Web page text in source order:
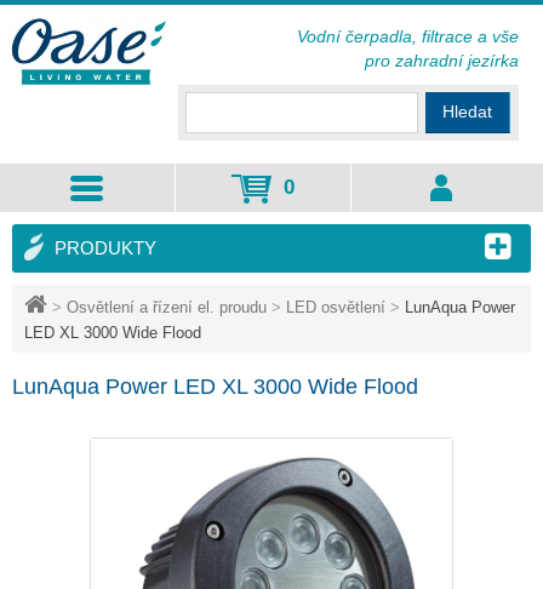
> Osvětlení a řízení el. proudu > LED osvětlení > LunAqua Power
LED XL 3000 Wide Flood
LunAqua Power LED XL 3000 Wide Flood
PRODUKTY
Hledat
0
Vodní čerpadla, filtrace a vše
pro zahradní jezírka